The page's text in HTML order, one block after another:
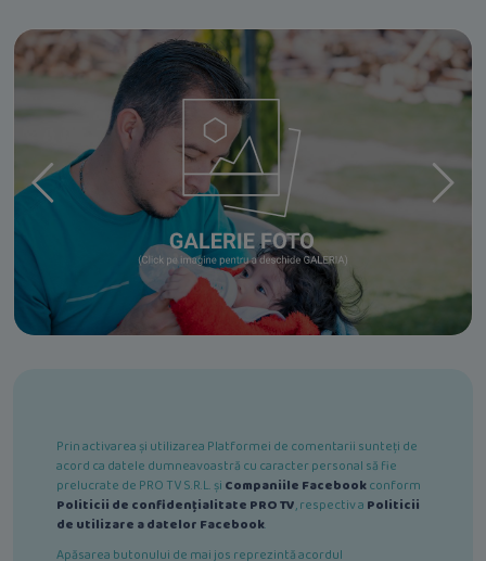
Prin activarea și utilizarea Platformei de comentarii sunteți de
acord ca datele dumneavoastră cu caracter personal să fie
prelucrate de PRO TV S.R.L. și Companiile Facebookconform
Politicii de confidențialitate PRO TV, respectiv a Politicii
de utilizare a datelor Facebook.
Apăsarea butonului de mai jos reprezintă acordul